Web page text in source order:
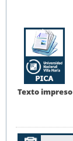
Texto impreso